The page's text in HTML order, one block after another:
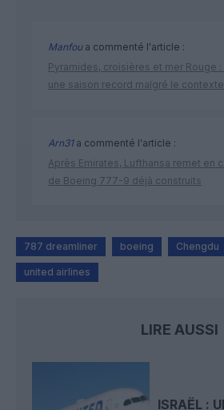
Manfoua commenté l'article :
Pyramides, croisières et mer Rouge :
une saison record malgré le
Arn31a commenté l'article :
Après Emirates, Lufthansa remet en
de Boeing 777-9 déjà construits
787 dreamliner boeing Chengdu
united airlines
LIRE AUSSI
ISRAËL :